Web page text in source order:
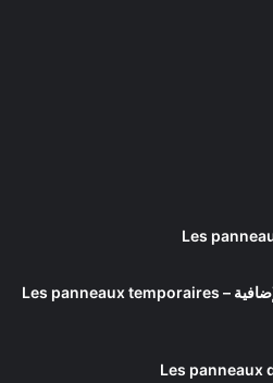
الإشارات المؤقتة واللوحات الإضافية – Les panneaux temporaires